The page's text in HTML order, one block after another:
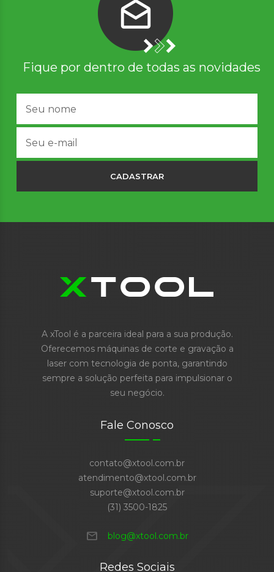
Fique por dentro de todas as novidades
CADASTRAR
A xTool é a parceira ideal para a sua produção.
Oferecemos máquinas de corte e gravação a
laser com tecnologia de ponta, garantindo
sempre a solução perfeita para impulsionar o
seu negócio.
Fale Conosco
contato@xtool.com.br
atendimento@xtool.com.br
suporte@xtool.com.br
(31) 3500-1825
mail blog@xtool.com.br
Redes Sociais